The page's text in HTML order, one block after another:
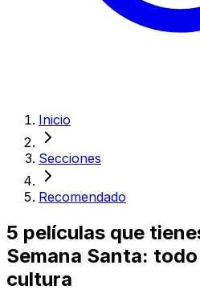
Inicio
Secciones
Recomendado
5 películas que
Semana Santa:
cultura